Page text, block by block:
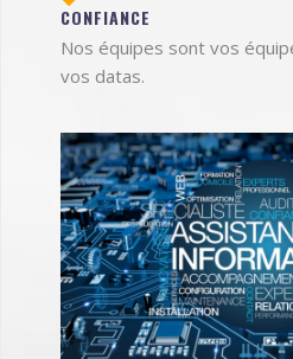
CONFIANCE
Nos équipes sont vos
vos datas.